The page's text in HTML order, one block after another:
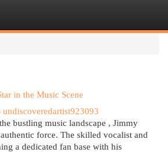
in the Music Scene
undiscoveredartist923093
bustling music landscape , Jimmy
force. The skilled vocalist and
a dedicated fan base with his